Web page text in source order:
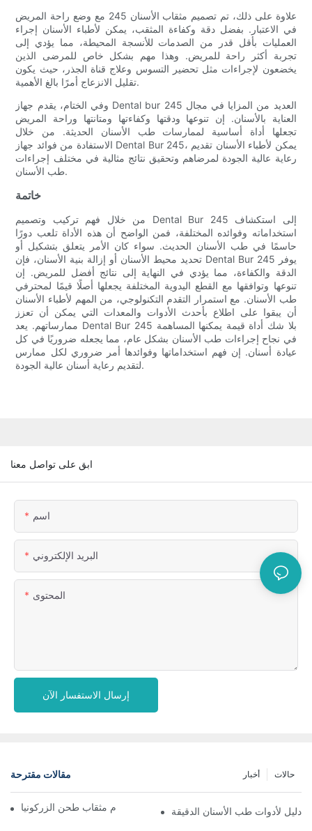
علاوة على ذلك، تم تصميم مثقاب الأسنان 245 مع وضع راحة المريض
في الاعتبار. بفضل دقة وكفاءة المثقب، يمكن لأطباء الأسنان إجراء
العمليات بأقل قدر من الصدمات للأنسجة المحيطة، مما يؤدي إلى
تجربة أكثر راحة للمريض. وهذا مهم بشكل خاص للمرضى الذين
يخضعون لإجراءات مثل تحضير التسوس وعلاج قناة الجذر، حيث يكون
تقليل الانزعاج أمرًا بالغ الأهمية.
وفي الختام، يقدم جهاز Dental bur 245 العديد من المزايا في مجال
العناية بالأسنان. إن تنوعها ودقتها وكفاءتها ومتانتها وراحة المريض
تجعلها أداة أساسية لممارسات طب الأسنان الحديثة. من خلال
الاستفادة من فوائد جهاز Dental Bur 245، يمكن لأطباء الأسنان تقديم
رعاية عالية الجودة لمرضاهم وتحقيق نتائج مثالية في مختلف إجراءات
طب الأسنان.
خاتمة
من خلال فهم تركيب وتصميم Dental Bur 245 إلى استكشاف
استخداماته وفوائده المختلفة، فمن الواضح أن هذه الأداة تلعب دورًا
حاسمًا في طب الأسنان الحديث. سواء كان الأمر يتعلق بتشكيل أو
تحديد محيط الأسنان أو إزالة بنية الأسنان، فإن Dental Bur 245 يوفر
الدقة والكفاءة، مما يؤدي في النهاية إلى نتائج أفضل للمريض. إن
تنوعها وتوافقها مع القطع اليدوية المختلفة يجعلها أصلًا قيمًا لمحترفي
طب الأسنان. مع استمرار التقدم التكنولوجي، من المهم لأطباء الأسنان
أن يبقوا على اطلاع بأحدث الأدوات والمعدات التي يمكن أن تعزز
ممارساتهم. يعد Dental Bur 245 بلا شك أداة قيمة يمكنها المساهمة
في نجاح إجراءات طب الأسنان بشكل عام، مما يجعله ضروريًا في كل
عيادة أسنان. إن فهم استخداماتها وفوائدها أمر ضروري لكل ممارس
لتقديم رعاية أسنان عالية الجودة.
ابق على تواصل معنا
اسم
البريد الإلكتروني
المحتوى
إرسال الاستفسار الآن
مقالات مقترحة حالات أخبار
تعظيم الدقة: فوائد استخدام مثقاب طحن الزركونيادليل لأدوات طب الأسنان الدقيقة